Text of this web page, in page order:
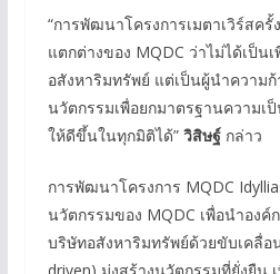
“การพัฒนาโครงการเมตาเวิร์สค
แตกต่างของ MQDC ว่าไม่ได้เป็น
อสังหาริมทรัพย์ แต่เป็นผู้นำความ
นวัตกรรมเพื่อยกมาตรฐานความเ
ให้ดีขึ้นในทุกมิติได้” วิสิษฐ์กล่าว
การพัฒนาโครงการ MQDC
นวัตกรรมของ MQDC เพื่อนำองค์
บริษัทอสังหาริมทรัพย์ด้วยขับเคลื่อ
driven) มุ่งสร้างนวัตกรรมที่ยั่งยืน